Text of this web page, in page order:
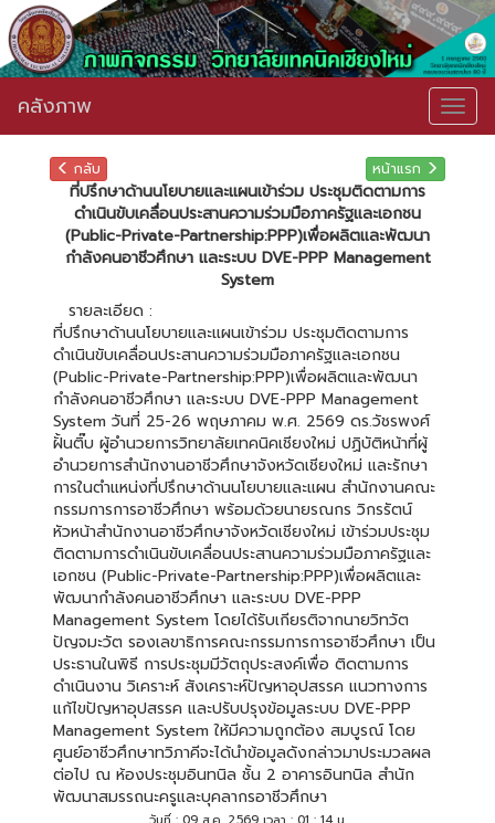
คลังภาพ
กลับ หน้าแรก
ที่ปรึกษาด้านนโยบายและแผนเข้าร่วม ประชุมติดตามการ
ดำเนินขับเคลื่อนประสานความร่วมมือภาครัฐและเอกชน
(Public-Private-Partnership:PPP)เพื่อผลิตและพัฒนา
กำลังคนอาชีวศึกษา และระบบ DVE-PPP Management
System
รายละเอียด :
ที่ปรึกษาด้านนโยบายและแผนเข้าร่วม ประชุมติดตามการ
ดำเนินขับเคลื่อนประสานความร่วมมือภาครัฐและเอกชน
(Public-Private-Partnership:PPP)เพื่อผลิตและพัฒนา
กำลังคนอาชีวศึกษา และระบบ DVE-PPP Management
System วันที่ 25-26 พฤษภาคม พ.ศ. 2569 ดร.วัชรพงศ์
ฝั้นติ๊บ ผู้อำนวยการวิทยาลัยเทคนิคเชียงใหม่ ปฏิบัติหน้าที่ผู้
อำนวยการสำนักงานอาชีวศึกษาจังหวัดเชียงใหม่ และรักษา
การในตำแหน่งที่ปรึกษาด้านนโยบายและแผน สำนักงานคณะ
กรรมการการอาชีวศึกษา พร้อมด้วยนายรณกร วิกรรัตน์
หัวหน้าสำนักงานอาชีวศึกษาจังหวัดเชียงใหม่ เข้าร่วมประชุม
ติดตามการดำเนินขับเคลื่อนประสานความร่วมมือภาครัฐและ
เอกชน (Public-Private-Partnership:PPP)เพื่อผลิตและ
พัฒนากำลังคนอาชีวศึกษา และระบบ DVE-PPP
Management System โดยได้รับเกียรติจากนายวิทวัต
ปัญจมะวัต รองเลขาธิการคณะกรรมการการอาชีวศึกษา เป็น
ประธานในพิธี การประชุมมีวัตถุประสงค์เพื่อ ติดตามการ
ดำเนินงาน วิเคราะห์ สังเคราะห์ปัญหาอุปสรรค แนวทางการ
แก้ไขปัญหาอุปสรรค และปรับปรุงข้อมูลระบบ DVE-PPP
Management System ให้มีความถูกต้อง สมบูรณ์ โดย
ศูนย์อาชีวศึกษาทวิภาคีจะได้นำข้อมูลดังกล่าวมาประมวลผล
ต่อไป ณ ห้องประชุมอินทนิล ชั้น 2 อาคารอินทนิล สำนัก
พัฒนาสมรรถนะครูและบุคลากรอาชีวศึกษา